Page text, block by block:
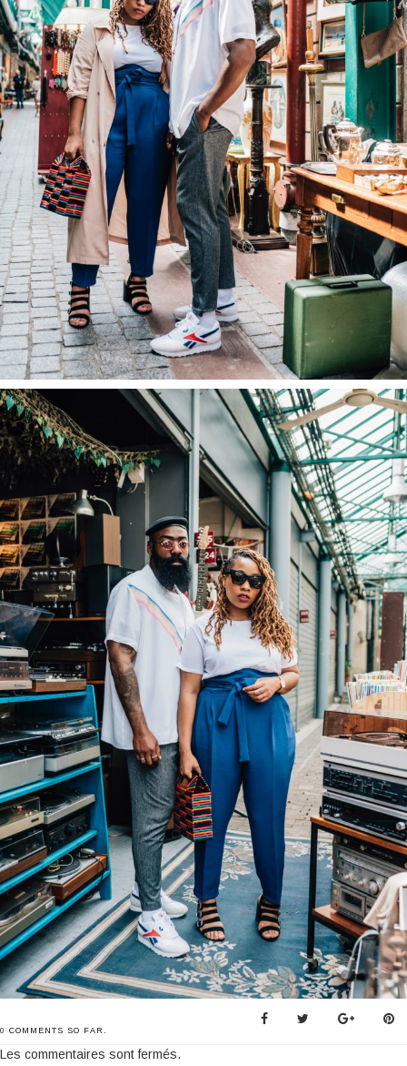
0 COMMENTS SO FAR.
Les commentaires sont fermés.